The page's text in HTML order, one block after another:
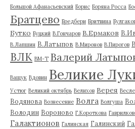
Большой Афанасьевский Борис Боряна Росса
Братцево Бредбери Бритвина
Бутко Буцкий В.Гончаров В.Ермаков
В.Лапшин В.Латыпов В.Миронов В.Пирогов
ВЛК ВМ-Т Валерий
Ващук Вдовин Великие
Устюг Великий октябрь Велихов Верея
Водянова Вознесение Волга Волгуша
Володин Вороново Г.Короткова
Галактионов Галинская Галинский